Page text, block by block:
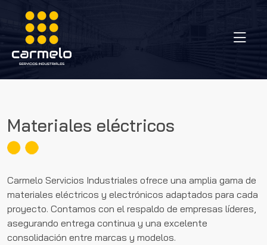
Materiales eléctricos
Carmelo Servicios Industriales ofrece una amplia gama de
materiales eléctricos y electrónicos adaptados para cada
proyecto. Contamos con el respaldo de empresas líderes,
asegurando entrega continua y una excelente
consolidación entre marcas y modelos.